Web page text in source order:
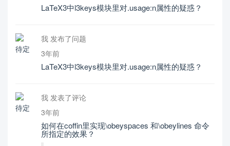
LaTeX3中l3keys模块里对.usage:n属性的疑惑？
我 发布了问题
3年前
LaTeX3中l3keys模块里对.usage:n属性的疑惑？
我 发表了评论
3年前
如何在coffin里实现\obeyspaces 和\obeylines 命令
所指定的效果？